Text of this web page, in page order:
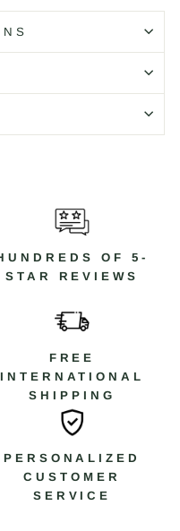
OF 5-
STAR REVIEWS
FREE
INTERNATIONAL
SHIPPING
PERSONALIZED
CUSTOMER
SERVICE